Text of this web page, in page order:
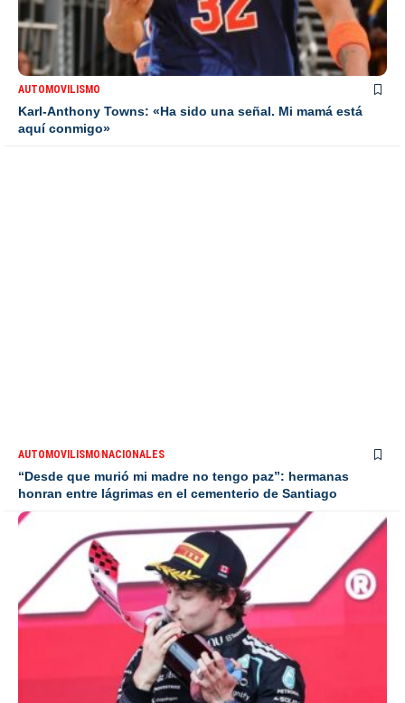
AUTOMOVILISMO
Karl-Anthony Towns: «Ha sido una señal. Mi mamá está
aquí conmigo»
AUTOMOVILISMONACIONALES
“Desde que murió mi madre no tengo paz”: hermanas
honran entre lágrimas en el cementerio de Santiago